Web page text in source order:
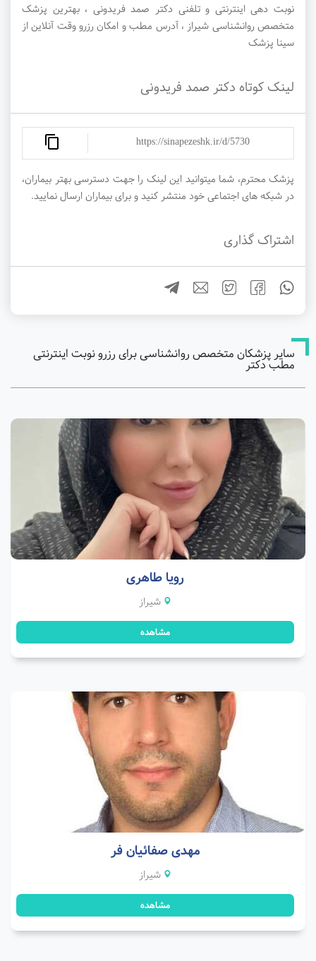
نوبت دهی اینترنتی و تلفنی دکتر صمد فریدونی ، بهترین پزشک
متخصص روانشناسی شیراز ، آدرس مطب و امکان رزرو وقت آنلاین از
سینا پزشک
لینک کوتاه دکتر صمد فریدونی
https://sinapezeshk.ir/d/5730
پزشک محترم، شما میتوانید این لینک را جهت دسترسی بهتر بیماران،
در شبکه های اجتماعی خود منتشر کنید و برای بیماران ارسال نمایید.
اشتراک گذاری
سایر پزشکان متخصص روانشناسی برای رزرو نوبت اینترنتی
مطب دکتر
رویا طاهری
شیراز
مشاهده
مهدی صفائیان فر
شیراز
مشاهده